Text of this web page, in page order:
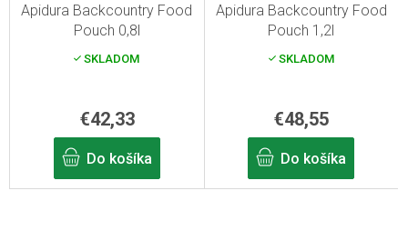
Apidura Backcountry Food
Pouch 0,8l
SKLADOM
€42,33
Do košíka
Apidura Backcountry Food
Pouch 1,2l
SKLADOM
€48,55
Do košíka